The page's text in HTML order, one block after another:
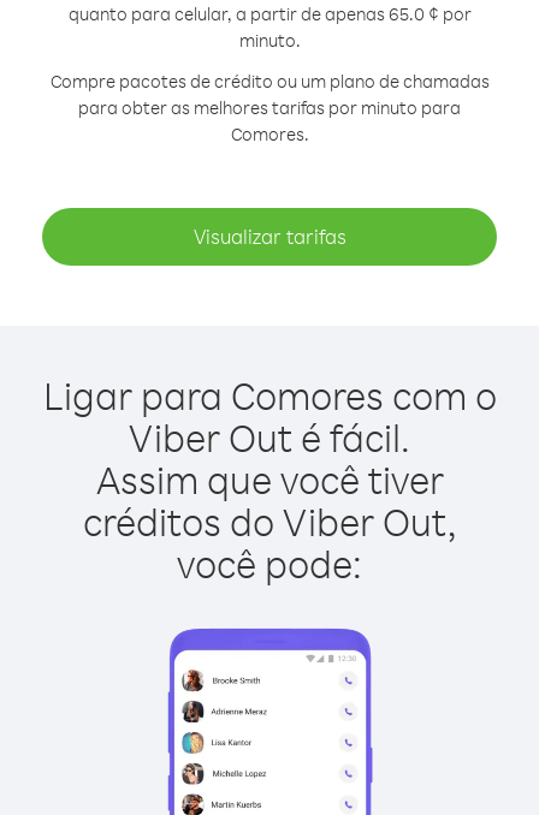
quanto para celular, a partir de apenas 65.0 ¢ por
minuto.
Compre pacotes de crédito ou um plano de chamadas
para obter as melhores tarifas por minuto para
Comores.
Visualizar tarifas
Ligar para Comores com o
Viber Out é fácil.
Assim que você tiver
créditos do Viber Out,
você pode: